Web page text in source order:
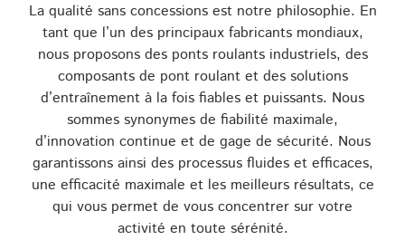
La qualité sans concessions est notre philosophie. En
tant que l’un des principaux fabricants mondiaux,
nous proposons des ponts roulants industriels, des
composants de pont roulant et des solutions
d’entraînement à la fois fiables et puissants. Nous
sommes synonymes de fiabilité maximale,
d’innovation continue et de gage de sécurité. Nous
garantissons ainsi des processus fluides et efficaces,
une efficacité maximale et les meilleurs résultats, ce
qui vous permet de vous concentrer sur votre
activité en toute sérénité.